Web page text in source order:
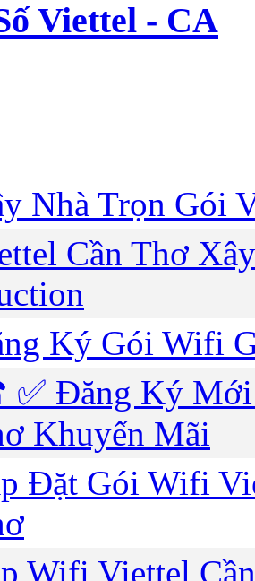
Viettel - CA
Nhà Trọn Gói
Cần Thơ
Ký Gói Wifi
Đăng Ký Mới
Khuyến Mãi
Đặt Gói Wifi
Wifi Viettel